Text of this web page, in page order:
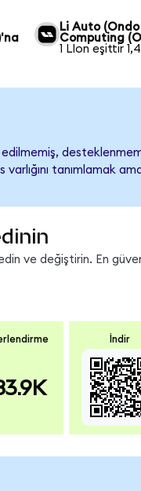
Li Auto
Computing
1 LIon eşittir
tanımlamak
ve değiştirin. En
İndir